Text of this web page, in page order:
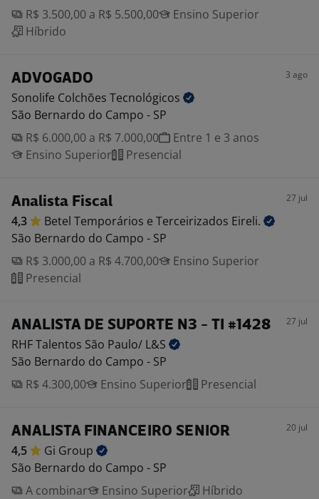
R$ 3.500,00 a R$ 5.500,00
Ensino Superior
Híbrido
ADVOGADO 3 ago
Sonolife Colchões Tecnológicos
São Bernardo do Campo - SP
R$ 6.000,00 a R$ 7.000,00
Entre 1 e 3 anos
Ensino Superior
Presencial
Analista Fiscal 27 jul
4,3 Betel Temporários e Terceirizados Eireli.
São Bernardo do Campo - SP
R$ 3.000,00 a R$ 4.700,00
Ensino Superior
Presencial
ANALISTA DE SUPORTE N3 - TI #1428 27 jul
RHF Talentos São Paulo/ L&S
São Bernardo do Campo - SP
R$ 4.300,00
Ensino Superior Presencial
ANALISTA FINANCEIRO SENIOR 20 jul
4,5 Gi Group
São Bernardo do Campo - SP
A combinar
Ensino Superior Híbrido